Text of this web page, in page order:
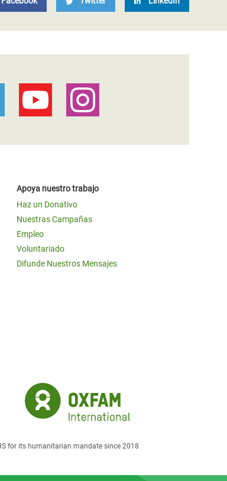
Apoya nuestro trabajo
Haz un Donativo
Nuestras Campañas
Empleo
Voluntariado
Difunde Nuestros Mensajes
for its humanitarian mandate since 2018